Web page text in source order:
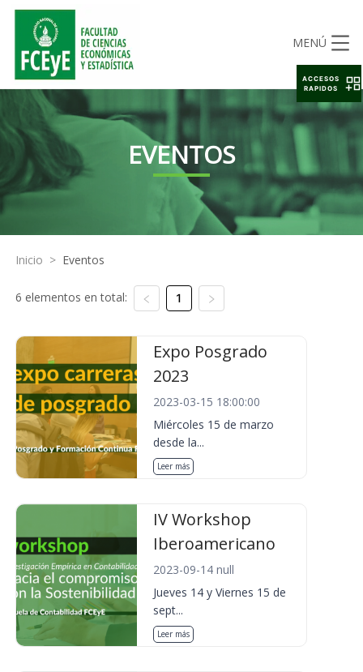
MENÚ
EVENTOS
Inicio > Eventos
6 elementos en total: 1
Expo Posgrado
2023
2023-03-15 18:00:00
Miércoles 15 de marzo
desde la...
Leer más
IV Workshop
Iberoamericano
2023-09-14 null
Jueves 14 y Viernes 15 de
sept...
Leer más
ACCESOS
RAPIDOS